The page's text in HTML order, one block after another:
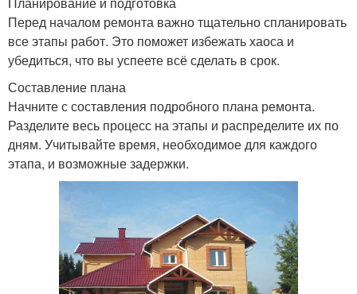
Перед началом ремонта важно тщательно спланировать
все этапы работ. Это поможет избежать хаоса и
убедиться, что вы успеете всё сделать в срок.
Составление плана
Начните с составления подробного плана ремонта.
Разделите весь процесс на этапы и распределите их по
дням. Учитывайте время, необходимое для каждого
этапа, и возможные задержки.